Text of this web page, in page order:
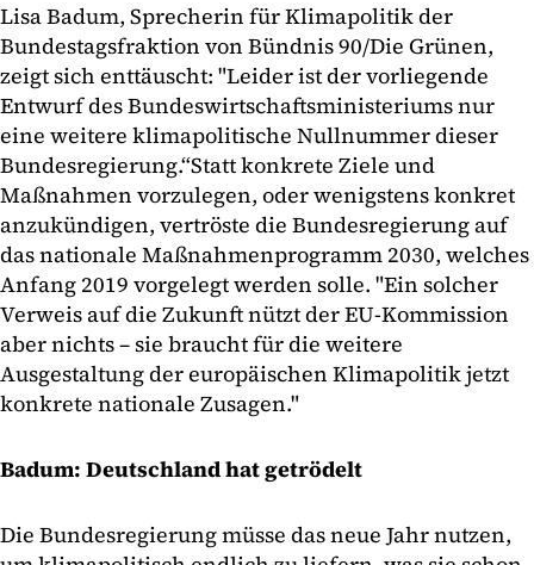
Lisa Badum, Sprecherin für Klimapolitik der
Bundestagsfraktion von Bündnis 90/Die Grünen,
zeigt sich enttäuscht: "Leider ist der vorliegende
Entwurf des Bundeswirtschaftsministeriums nur
eine weitere klimapolitische Nullnummer dieser
Bundesregierung.“Statt konkrete Ziele und
Maßnahmen vorzulegen, oder wenigstens konkret
anzukündigen, vertröste die Bundesregierung auf
das nationale Maßnahmenprogramm 2030, welches
Anfang 2019 vorgelegt werden solle. "Ein solcher
Verweis auf die Zukunft nützt der EU-Kommission
aber nichts – sie braucht für die weitere
Ausgestaltung der europäischen Klimapolitik jetzt
konkrete nationale Zusagen."
Badum: Deutschland hat getrödelt
Die Bundesregierung müsse das neue Jahr nutzen,